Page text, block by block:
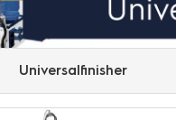
Universalfinisher